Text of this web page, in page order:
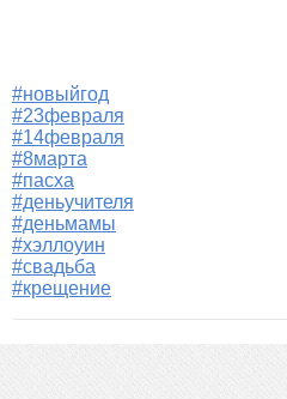
#новыйгод
#23февраля
#14февраля
#8марта
#пасха
#деньучителя
#деньмамы
#хэллоуин
#свадьба
#крещение